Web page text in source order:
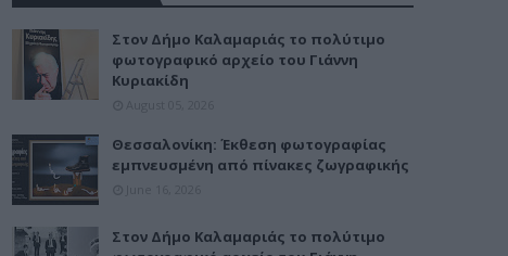
Στον Δήμο Καλαμαριάς το πολύτιμο
φωτογραφικό αρχείο του Γιάννη
Κυριακίδη
Θεσσαλονίκη: Έκθεση φωτογραφίας
εμπνευσμένη από πίνακες ζωγραφικής
Στον Δήμο Καλαμαριάς το πολύτιμο